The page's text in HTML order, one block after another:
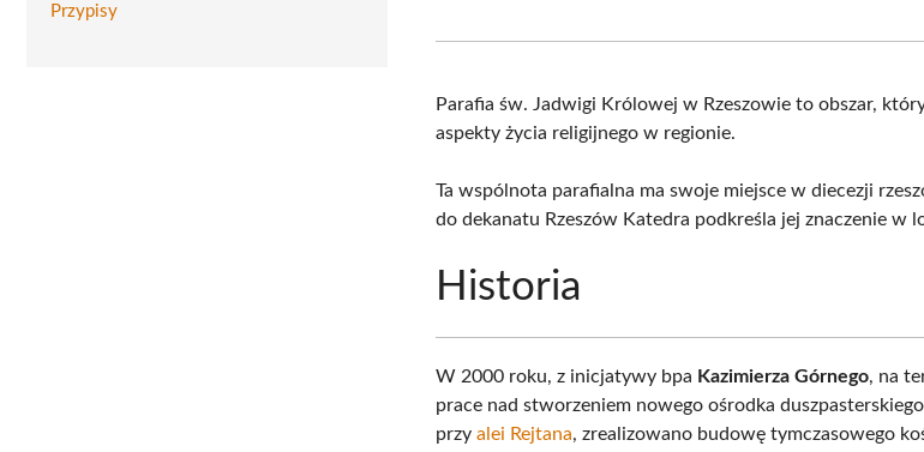
Przypisy
Parafia św. Jadwigi Królowej w Rzeszowie to obszar,
aspekty życia religijnego w regionie.
Ta wspólnota parafialna ma swoje miejsce w diecezji
do dekanatu Rzeszów Katedra podkreśla jej znaczenie w
Historia
W 2000 roku, z inicjatywy bpa Kazimierza Górnego, na
prace nad stworzeniem nowego ośrodka
przyalei Rejtana, zrealizowano budowę tymczasowego